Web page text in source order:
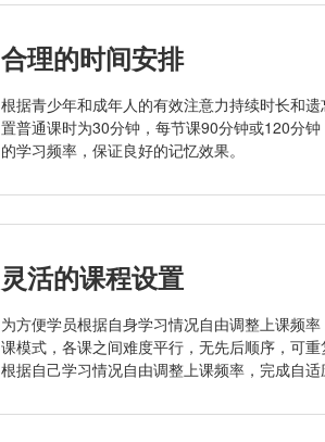
合理的时间安排
根据青少年和成年人的有效注意力持续时长和
置普通课时为30分钟，每节课90分钟或120分
的学习频率，保证良好的记忆效果。
灵活的课程设置
为方便学员根据自身学习情况自由调整上课频
课模式，各课之间难度平行，无先后顺序，可
根据自己学习情况自由调整上课频率，完成自